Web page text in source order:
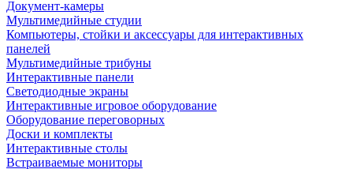
Документ-камеры
Мультимедийные студии
Компьютеры, стойки и аксессуары для интерактивных
панелей
Мультимедийные трибуны
Интерактивные панели
Светодиодные экраны
Интерактивные игровое оборудование
Оборудование переговорных
Доски и комплекты
Интерактивные столы
Встраиваемые мониторы